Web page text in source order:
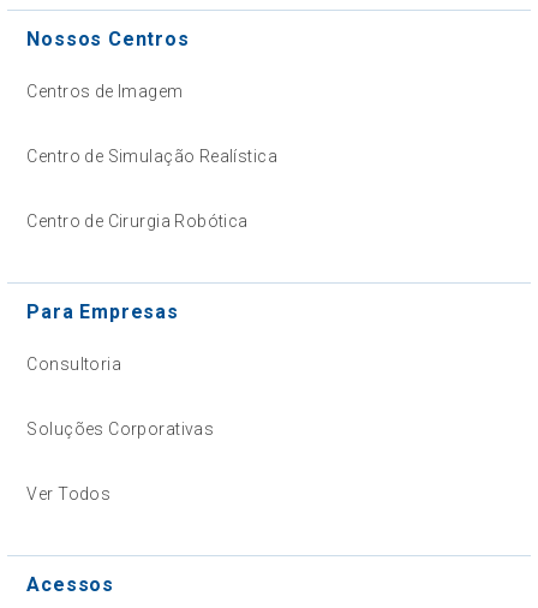
Nossos Centros
Centros de Imagem
Centro de Simulação Realística
Centro de Cirurgia Robótica
Para Empresas
Consultoria
Soluções Corporativas
Ver Todos
Acessos